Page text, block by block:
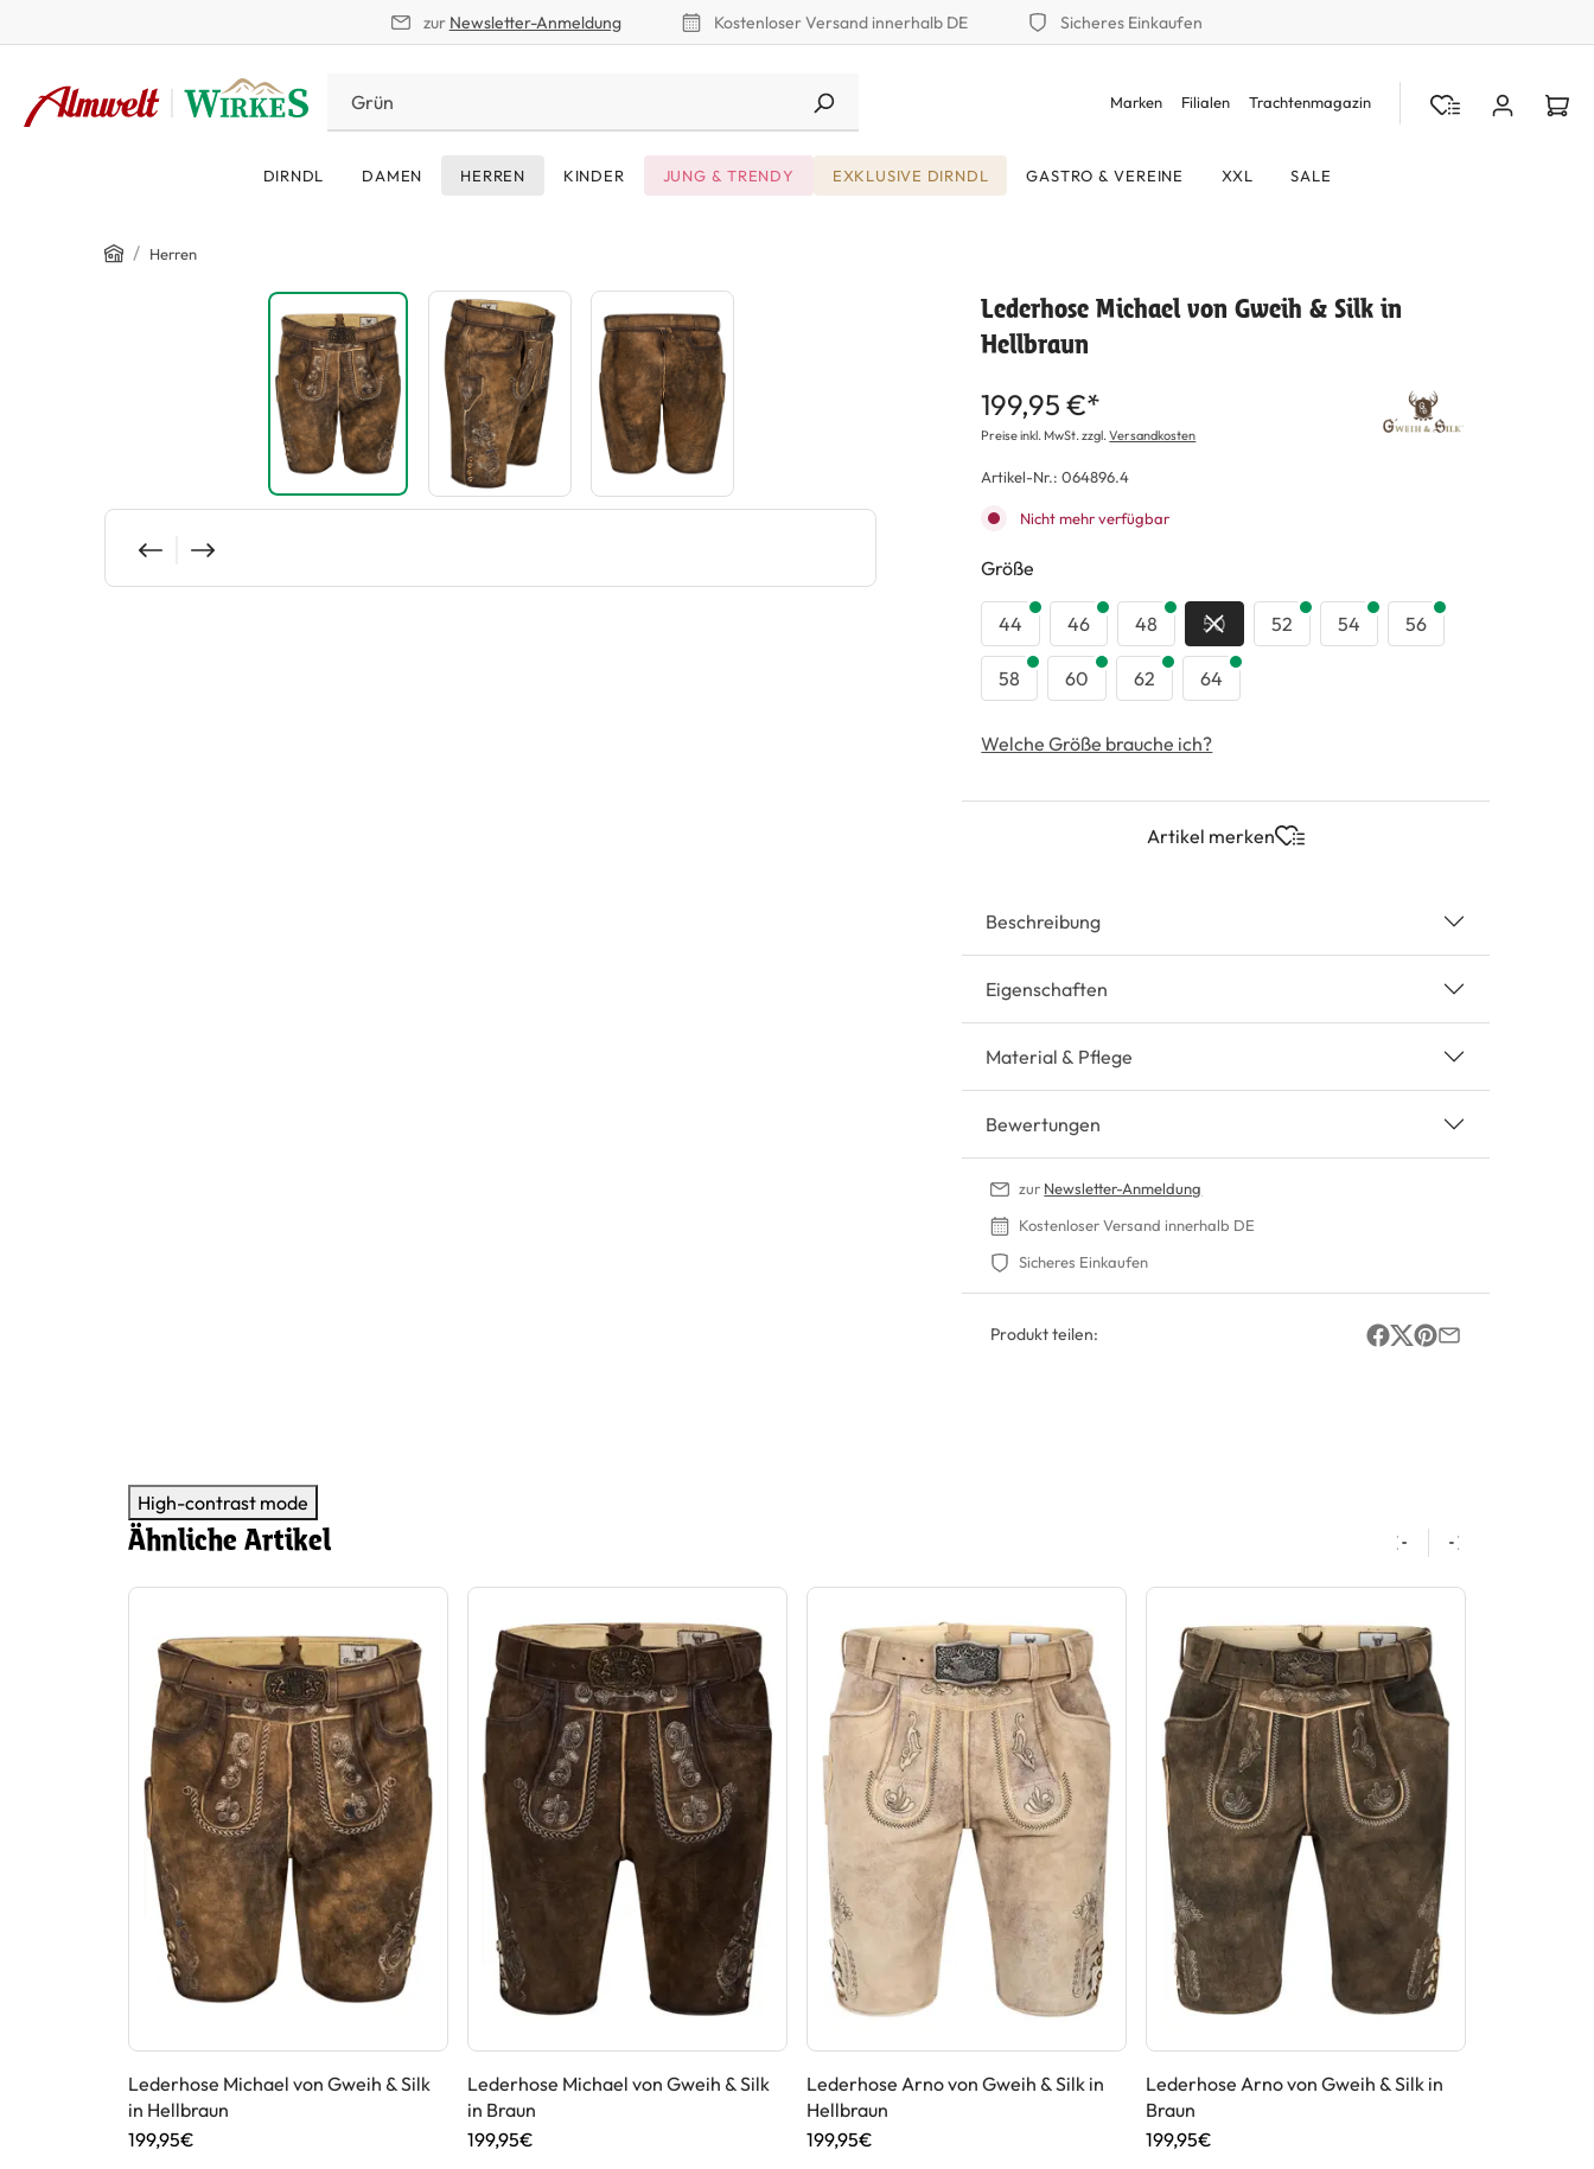
zur Newsletter-Anmeldung Kostenloser Versand innerhalb DE Sicheres Einkaufen
Marken Filialen Trachtenmagazin
DIRNDL DAMEN HERREN KINDER JUNG & TRENDY EXKLUSIVE DIRNDL GASTRO & VEREINE XXL SALE
Home
/ Herren
Bildergalerie überspringen
Lederhose Michael von Gweih & Silk in
Hellbraun
199,95 €*
Preise inkl. MwSt. zzgl.Versandkosten
Artikel-Nr.:064896.4
Nicht mehr verfügbar
Größe
44 46 48 50 52 54 56
58 60 62 64
Welche Größe brauche ich?
Artikel merken
Beschreibung
Eigenschaften
Material & Pflege
Bewertungen
zur Newsletter-Anmeldung
Kostenloser Versand innerhalb DE
Sicheres Einkaufen
Produkt teilen:
High-contrast mode
Ähnliche Artikel
Lederhose Michael von Gweih & Silk
in Hellbraun
199,95€
Lederhose Michael von Gweih & Silk
in Braun
199,95€
Lederhose Arno von Gweih & Silk in
Hellbraun
199,95€
Lederhose Arno von Gweih & Silk in
Braun
199,95€